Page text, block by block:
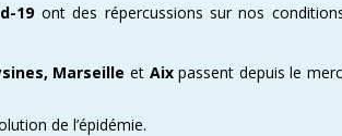
19ont des répercussions sur nos
Marseille et Aixpassent depuis le
de l’épidémie.